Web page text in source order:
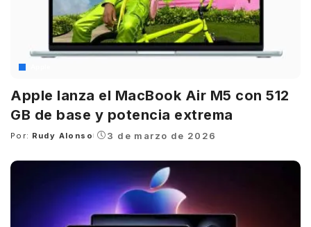
Apple lanza el MacBook Air M5 con 512
GB de base y potencia extrema
Posted
Por: Rudy Alonso 3 de marzo de 2026